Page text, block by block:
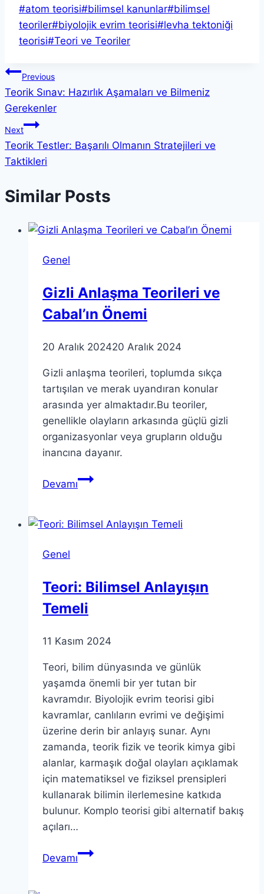
Post
Tags:
#atom teorisi#bilimsel kanunlar#bilimsel
teoriler#biyolojik evrim teorisi#levha tektoniği
teorisi#Teori ve Teoriler
Yazı
gezinmesi
Previous
Teorik Sınav: Hazırlık Aşamaları ve Bilmeniz
Gerekenler
Next
Teorik Testler: Başarılı Olmanın Stratejileri ve
Taktikleri
Similar Posts
Genel
Gizli Anlaşma Teorileri ve
Cabal’ın Önemi
20 Aralık 202420 Aralık 2024
Gizli anlaşma teorileri, toplumda sıkça
tartışılan ve merak uyandıran konular
arasında yer almaktadır.Bu teoriler,
genellikle olayların arkasında güçlü gizli
organizasyonlar veya grupların olduğu
inancına dayanır.
DevamıGizli
ve
Genel
Teori: Bilimsel Anlayışın
Temeli
11 Kasım 2024
Teori, bilim dünyasında ve günlük
yaşamda önemli bir yer tutan bir
kavramdır. Biyolojik evrim teorisi gibi
kavramlar, canlıların evrimi ve değişimi
üzerine derin bir anlayış sunar. Aynı
zamanda, teorik fizik ve teorik kimya gibi
alanlar, karmaşık doğal olayları açıklamak
için matematiksel ve fiziksel prensipleri
kullanarak bilimin ilerlemesine katkıda
bulunur. Komplo teorisi gibi alternatif bakış
açıları…
DevamıTeori: